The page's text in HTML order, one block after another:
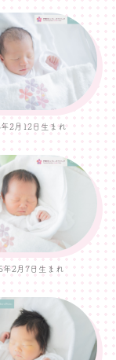
年2月12日生まれ
年2月7日生まれ